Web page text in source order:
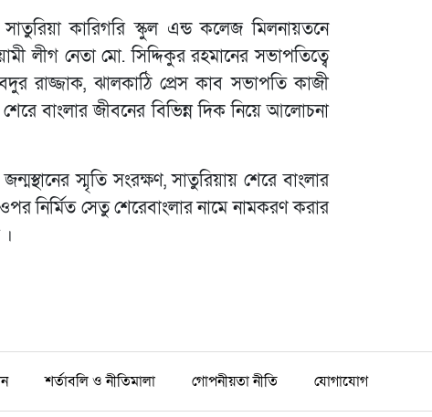
কারিগরি স্কুল এন্ড কলেজ মিলনায়তনে
লীগ নেতা মো. সিদ্দিকুর রহমানের সভাপতিত্বে
রাজ্জাক, ঝালকাঠি প্রেস কাব সভাপতি কাজী
বাংলার জীবনের বিভিন্ন দিক নিয়ে আলোচনা
স্মৃতি সংরক্ষণ, সাতুরিয়ায় শেরে বাংলার
নির্মিত সেতু শেরেবাংলার নামে নামকরণ করার
শর্তাবলি ও নীতিমালা গোপনীয়তা নীতি যোগাযোগ